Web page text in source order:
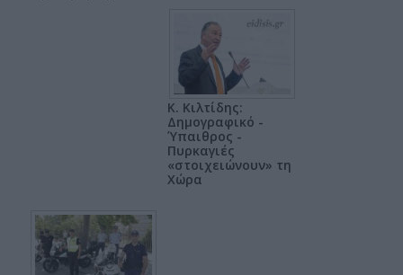
Κ. Κιλτίδης:
Δημογραφικό -
Ύπαιθρος -
Πυρκαγιές
«στοιχειώνουν» τη
Χώρα